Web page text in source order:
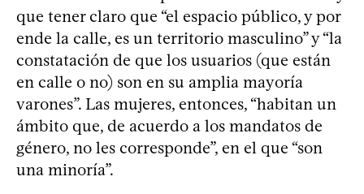
que tener claro que “el espacio público, y por
ende la calle, es un territorio masculino” y “la
constatación de que los usuarios (que están
en calle o no) son en su amplia mayoría
varones”. Las mujeres, entonces, “habitan un
ámbito que, de acuerdo a los mandatos de
género, no les corresponde”, en el que “son
una minoría”.